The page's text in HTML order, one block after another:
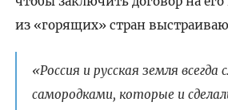
из «горящих» стран
«Россия и русская земля всегда
самородками, которые и